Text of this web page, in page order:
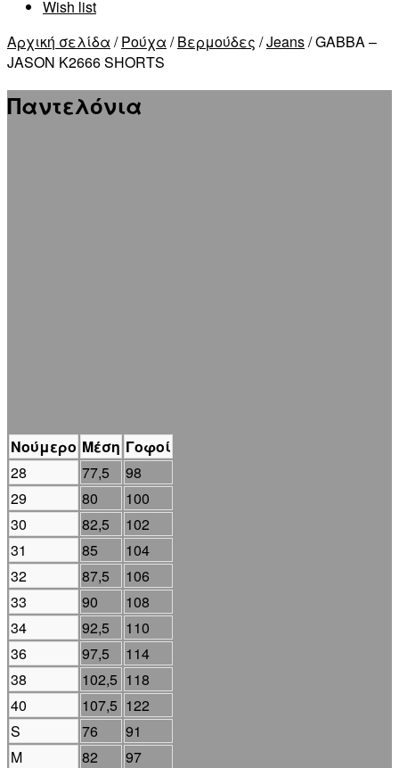
Wish list
Αρχική σελίδα /Ρούχα /Βερμούδες /Jeans/ GABBA –
JASON K2666 SHORTS
Παντελόνια
Νούμερο Μέση Γοφοί
28
77,5
98
29
80
100
30
82,5
102
31
85
104
32
87,5
106
33
90
108
34
92,5
110
36
97,5
114
38
102,5 118
40
107,5 122
S
76
91
M
82
97